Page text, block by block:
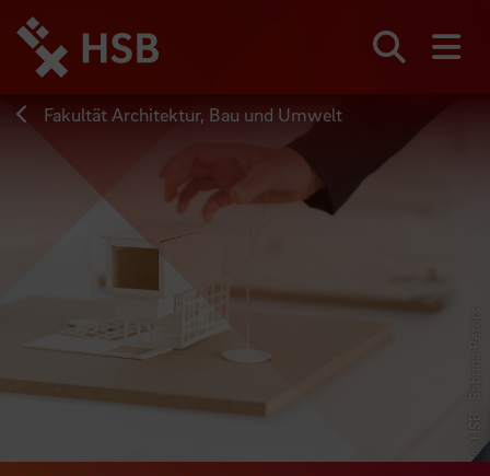
zum
Seiteninhalt
springen
Fakultät Architektur, Bau und Umwelt
© HSB - Sabrina Peters